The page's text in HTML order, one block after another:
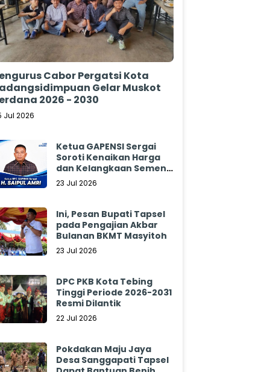
Cabor Pergatsi Kota
Gelar Muskot
2026 - 2030
Jul 2026
Ketua GAPENSI Sergai
Soroti Kenaikan Harga
dan Kelangkaan Semen,
Minta Pemerintah
23 Jul 2026
Ini, Pesan Bupati Tapsel
pada Pengajian Akbar
Bulanan BKMT Masyitoh
23 Jul 2026
DPC PKB Kota Tebing
Tinggi Periode 2026-2031
Resmi Dilantik
22 Jul 2026
Pokdakan Maju Jaya
Desa Sanggapati Tapsel